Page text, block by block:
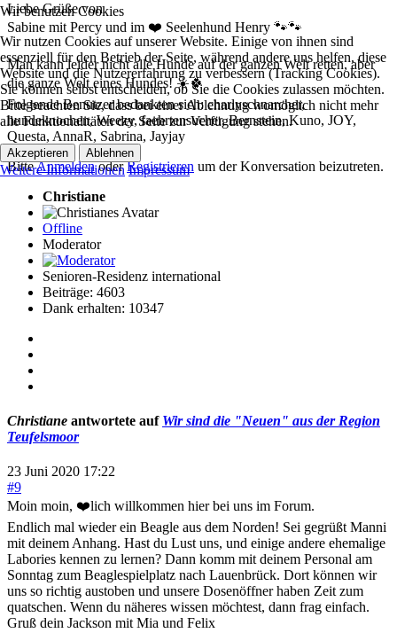
Liebe Grüße von
Sabine mit Percy und im ❤️ Seelenhund Henry 🐾🐾
Man kann leider nicht alle Hunde auf der ganzen Welt retten, aber
die ganze Welt eines Hundes! ☀️🍀
Folgende Benutzer bedankten sich:charlyschnarcher,
hundeknochen,Weezy,faehrtensucher,Bernstein,Kuno, JOY,
Questa, AnnaR, Sabrina, Jayjay
BitteAnmeldenoderRegistrieren um der Konversation beizutreten.
Christiane
Offline
Moderator
Senioren-Residenz international
Beiträge: 4603
Dank erhalten: 10347
Christiane antwortete auf Wir sind die "Neuen" aus der Region
Teufelsmoor
23 Juni 2020 17:22
#9
Moin moin, ❤️lich willkommen hier bei uns im Forum.
Endlich mal wieder ein Beagle aus dem Norden! Sei gegrüßt Manni
mit deinem Anhang. Hast du Lust uns, und einige andere ehemalige
Labories kennen zu lernen? Dann komm mit deinem Personal am
Sonntag zum Beaglespielplatz nach Lauenbrück. Dort können wir
uns so richtig austoben und unsere Dosenöffner haben Zeit zum
quatschen. Wenn du näheres wissen möchtest, dann frag einfach.
Gruß dein Jackson mit Mia und Felix
Wir benutzen Cookies
Wir nutzen Cookies auf unserer Website. Einige von ihnen sind
essenziell für den Betrieb der Seite, während andere uns helfen, diese
Website und die Nutzererfahrung zu verbessern (Tracking Cookies).
Sie können selbst entscheiden, ob Sie die Cookies zulassen möchten.
Bitte beachten Sie, dass bei einer Ablehnung womöglich nicht mehr
alle Funktionalitäten der Seite zur Verfügung stehen.
Akzeptieren Ablehnen
Weitere Informationen Impressum